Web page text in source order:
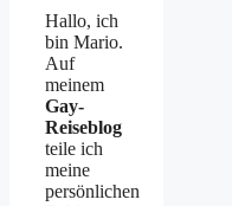
Hallo, ich
bin Mario.
Auf
meinem
Gay-
Reiseblog
teile ich
meine
persönlichen